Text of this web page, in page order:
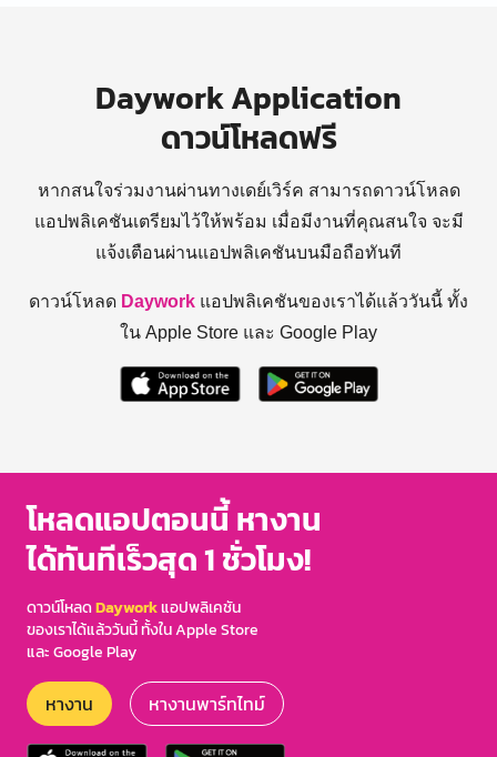
Daywork Application
ดาวน์โหลดฟรี
หากสนใจร่วมงานผ่านทางเดย์เวิร์ค สามารถดาวน์โหลด
แอปพลิเคชันเตรียมไว้ให้พร้อม เมื่อมีงานที่คุณสนใจ จะมี
แจ้งเตือนผ่านแอปพลิเคชันบนมือถือทันที
ดาวน์โหลด Daywork แอปพลิเคชันของเราได้แล้ววันนี้ ทั้ง
ใน Apple Store และ Google Play
โหลดแอปตอนนี้ หางาน
ได้ทันทีเร็วสุด 1 ชั่วโมง!
ดาวน์โหลดDayworkแอปพลิเคชัน
ของเราได้แล้ววันนี้ ทั้งใน Apple Store
และ Google Play
หางาน หางานพาร์ทไทม์